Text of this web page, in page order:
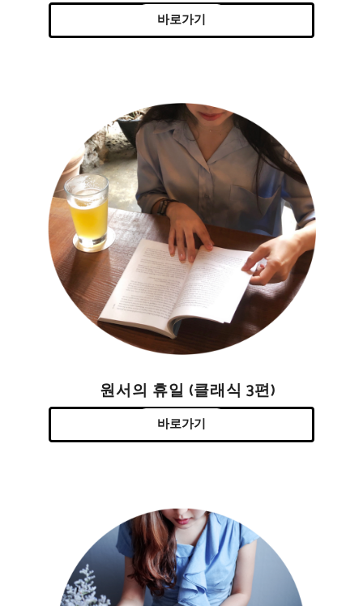
바로가기
원서의 휴일 (클래식 3편)
바로가기